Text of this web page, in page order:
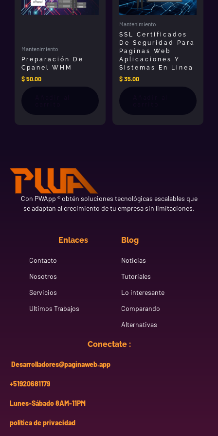
Mantenimiento
Preparación De
Cpanel WHM
$50.00
Mantenimiento
SSL Certificados
De Seguridad Para
Paginas Web
Aplicaciones Y
Sistemas En Linea
$35.00
Con PWApp ® obtén soluciones tecnológicas escalables que
se adaptan al crecimiento de tu empresa sin limitaciones.
Enlaces
Contacto
Nosotros
Servicios
Ultimos Trabajos
Blog
Noticias
Tutoriales
Lo interesante
Comparando
Alternativas
Conectate :
Desarrolladores@paginaweb.app
+51920681179
Lunes-Sábado 8AM-11PM
política de privacidad